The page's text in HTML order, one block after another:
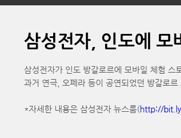
삼성전자, 인도에 모
삼성전자가 인도 방갈로르에 모바일 체험
과거 연극, 오페라 등이 공연되었던 방갈로
*자세한 내용은 삼성전자 뉴스룸(http://